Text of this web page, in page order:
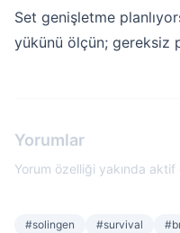
Set genişletme
yükünü ölçün; gereksiz
Yorumlar
Yorum özelliği yakında aktif
#solingen #survival #